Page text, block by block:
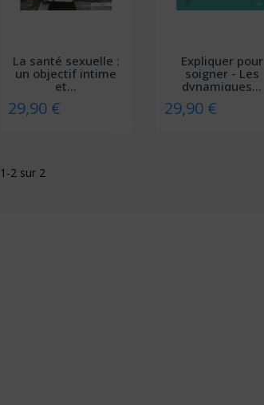
La santé sexuelle :
un objectif intime
et...
29,90 €
Expliquer pour
soigner - Les
dynamiques...
29,90 €
1-2 sur 2